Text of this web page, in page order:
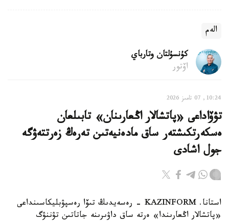
الەم
كۇنسۇلتان وتارباي
اۆتور
10:24, 07 تامىز 2026
تۋۆاداعى «پاتشالار اڭعارىنان» تابىلعان
ەسكەرتكىشتەر ساق مادەنيەتىن تەرەڭ زەرتتەۋگە
جول اشادى
استانا. KAZINFORM - رەسەيدىڭ تىۆا رەسپۋبليكاسىنداعى
«پاتشالار اڭعارىندا» ەرتە ساق داۋىرىنە جاتاتىن تۋننۋگ